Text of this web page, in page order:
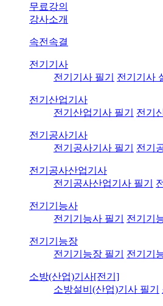
무료강의
강사소개
속전속결
전기기사
전기기사 필기
전기기사
전기산업기사
전기산업기사 필기
전기
전기공사기사
전기공사기사 필기
전기
전기공사산업기사
전기공사산업기사 필기
전기기능사
전기기능사 필기
전기기
전기기능장
전기기능장 필기
전기기
소방(산업)기사[전기]
소방설비(산업)기사 필기